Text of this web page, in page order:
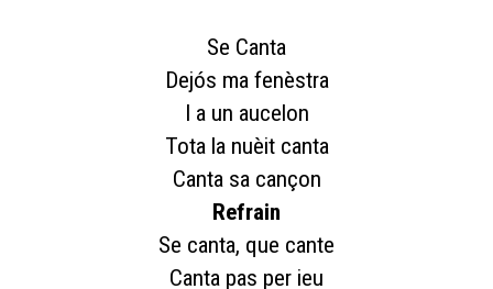
Se Canta
Dejós ma fenèstra
I a un aucelon
Tota la nuèit canta
Canta sa cançon
Refrain
Se canta, que cante
Canta pas per ieu